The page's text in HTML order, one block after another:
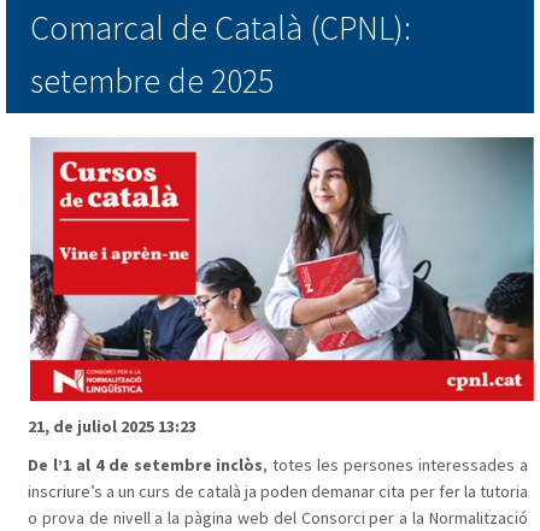
Comarcal de Català (CPNL):
setembre de 2025
21, de juliol 2025 13:23
De l’1 al 4 de setembre inclòs, totes les persones interessades a
inscriure’s a un curs de català ja poden demanar cita per fer la tutoria
o prova de nivell a la pàgina web del Consorci per a la Normalització